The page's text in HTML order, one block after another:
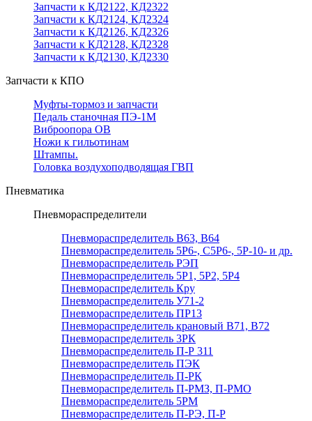
Запчасти к КД2122, КД2322
Запчасти к КД2124, КД2324
Запчасти к КД2126, КД2326
Запчасти к КД2128, КД2328
Запчасти к КД2130, КД2330
Запчасти к КПО
Муфты-тормоз и запчасти
Педаль станочная ПЭ-1М
Виброопора ОВ
Ножи к гильотинам
Штампы.
Головка воздухоподводящая ГВП
Пневматика
Пневмораспределители
Пневмораспределитель В63, В64
Пневмораспределитель 5Р6-, С5Р6-, 5Р-10- и др.
Пневмораспределитель РЭП
Пневмораспределитель 5Р1, 5Р2, 5Р4
Пневмораспределитель Кру
Пневмораспределитель У71-2
Пневмораспределитель ПР13
Пневмораспределитель крановый В71, В72
Пневмораспределитель 3РК
Пневмораспределитель П-Р 311
Пневмораспределитель ПЭК
Пневмораспределитель П-РК
Пневмораспределитель П-РМЗ, П-РМО
Пневмораспределитель 5РМ
Пневмораспределитель П-РЭ, П-Р